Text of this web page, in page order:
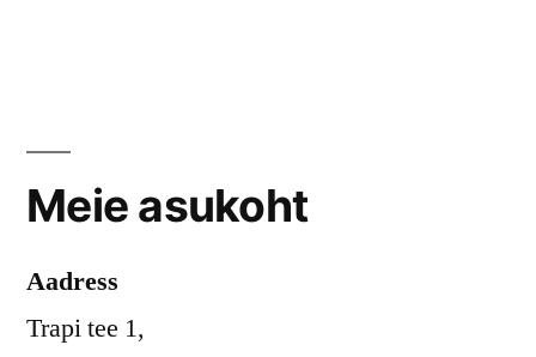
Meie asukoht
Aadress
Trapi tee 1,